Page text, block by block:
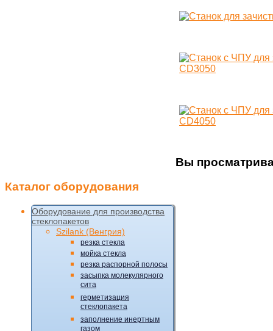
Вы
Каталог оборудования
Оборудование для производства
стеклопакетов
Szilank (Венгрия)
резка стекла
мойка стекла
резка распорной полосы
засыпка молекулярного
сита
герметизация
стеклопакета
заполнение инертным